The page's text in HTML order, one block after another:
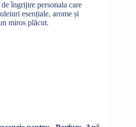
deîngrijire personala care
esențiale, arome și
miros plăcut.